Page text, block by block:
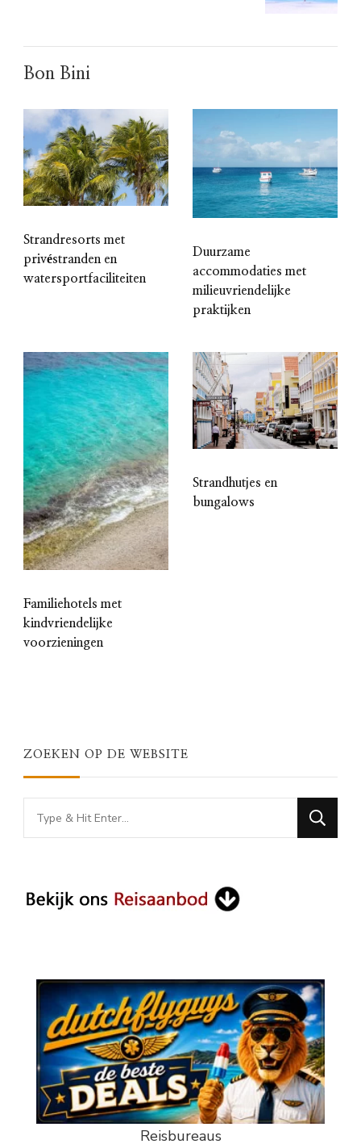
Bon Bini
Strandresorts met
privéstranden en
watersportfaciliteiten
Duurzame
accommodaties met
milieuvriendelijke
praktijken
Familiehotels met
kindvriendelijke
voorzieningen
Strandhutjes en
bungalows
ZOEKEN OP DE WEBSITE
Looking
for
Reisbureaus